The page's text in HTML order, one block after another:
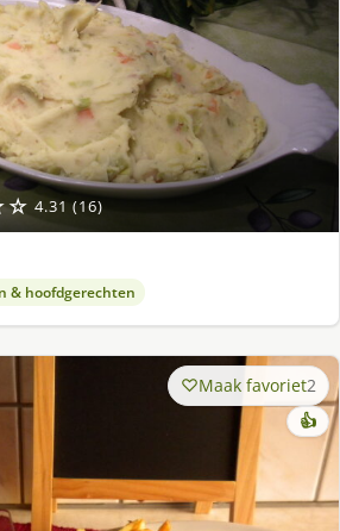
4.31 (16)
& hoofdgerechten
Maak favoriet2
👍